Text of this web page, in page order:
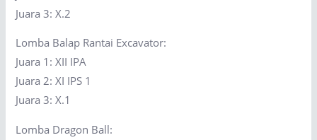
Juara 3: X.2
Lomba Balap Rantai Excavator:
Juara 1: XII IPA
Juara 2: XI IPS 1
Juara 3: X.1
Lomba Dragon Ball: